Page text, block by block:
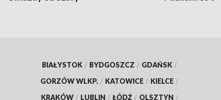
BIAŁYSTOK / BYDGOSZCZ / GDAŃSK /
GORZÓW WLKP. / KATOWICE / KIELCE /
KRAKÓW / LUBLIN / ŁÓDŹ / OLSZTYN /